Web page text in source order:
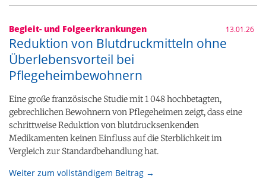
Begleit- und Folgeerkrankungen 13.01.26
Reduktion von Blutdruckmitteln ohne
Überlebensvorteil bei
Pflegeheimbewohnern
Eine große französische Studie mit 1 048 hochbetagten,
gebrechlichen Bewohnern von Pflegeheimen zeigt, dass eine
schrittweise Reduktion von blutdrucksenkenden
Medikamenten keinen Einfluss auf die Sterblichkeit im
Vergleich zur Standardbehandlung hat.
Weiter zum vollständigem Beitrag →